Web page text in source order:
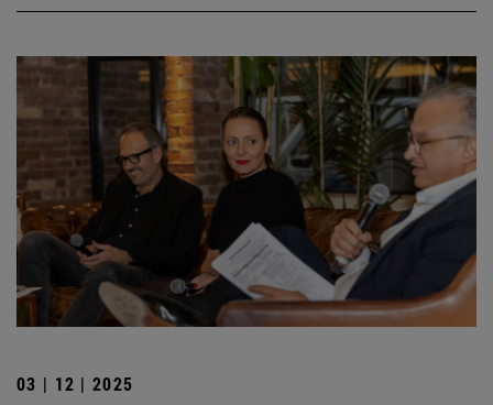
03 | 12 | 2025